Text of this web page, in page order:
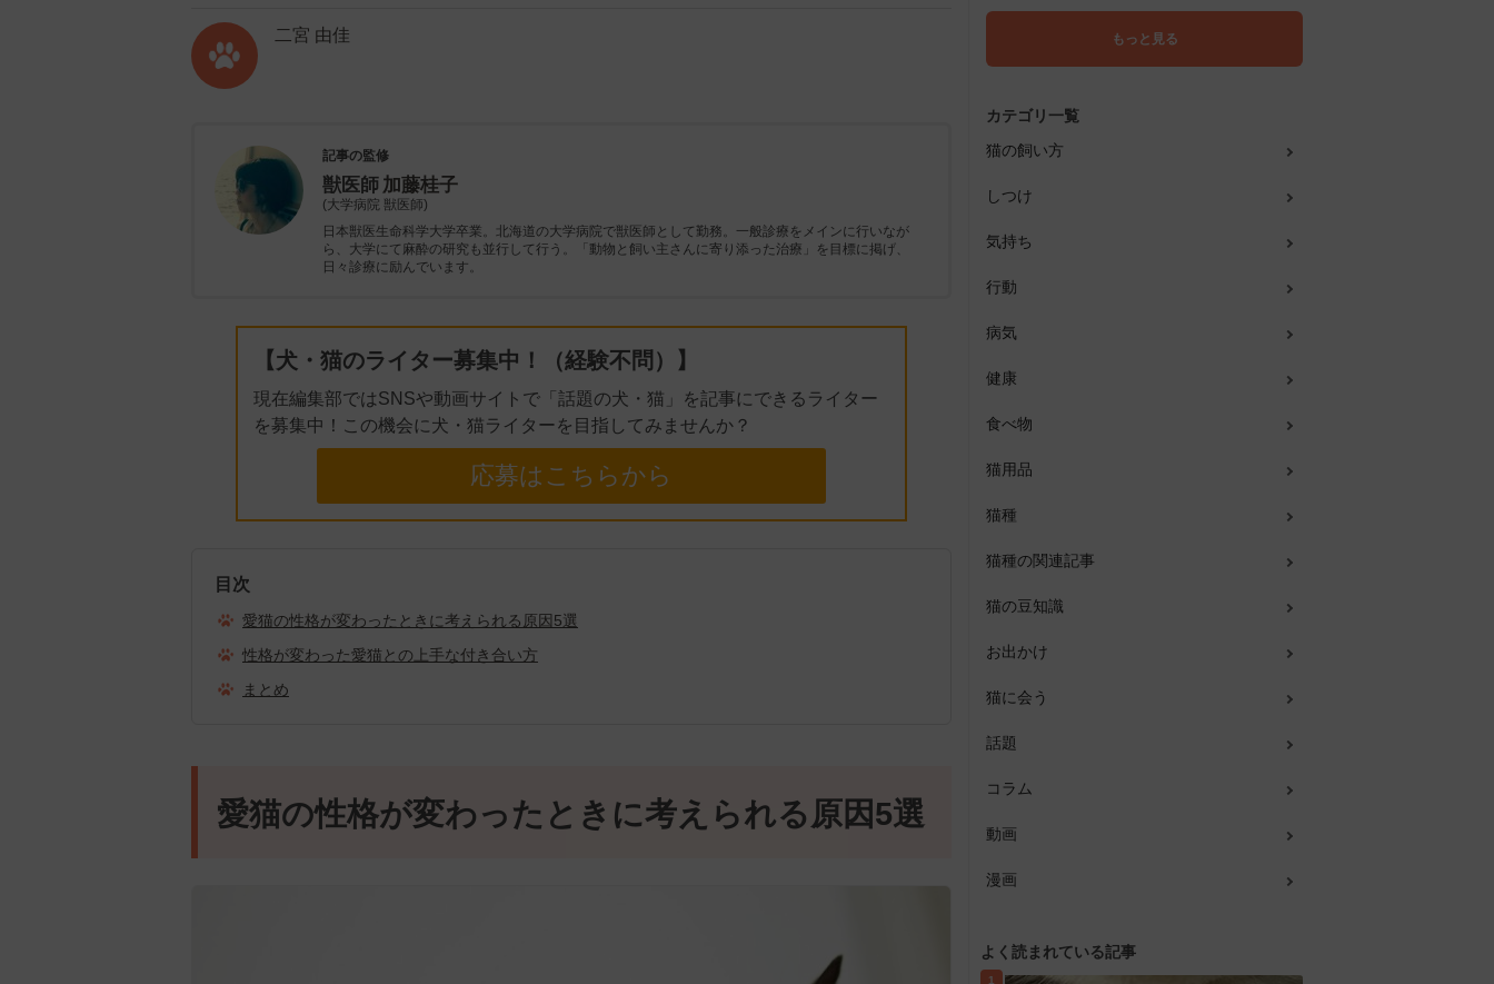
二宮 由佳
記事の監修
獣医師 加藤桂子
(大学病院 獣医師)
日本獣医生命科学大学卒業。北海道の大学病院で獣医師として勤務。一般診療をメインに行いなが
ら、大学にて麻酔の研究も並行して行う。「動物と飼い主さんに寄り添った治療」を目標に掲げ、
日々診療に励んでいます。
【犬・猫のライター募集中！（経験不問）】
現在編集部ではSNSや動画サイトで「話題の犬・猫」を記事にできるライター
を募集中！この機会に犬・猫ライターを目指してみませんか？
応募はこちらから
目次
愛猫の性格が変わったときに考えられる原因5選
性格が変わった愛猫との上手な付き合い方
まとめ
愛猫の性格が変わったときに考えられる原因5選
もっと見る
カテゴリ一覧
猫の飼い方
しつけ
気持ち
行動
病気
健康
食べ物
猫用品
猫種
猫種の関連記事
猫の豆知識
お出かけ
猫に会う
話題
コラム
動画
漫画
よく読まれている記事
1